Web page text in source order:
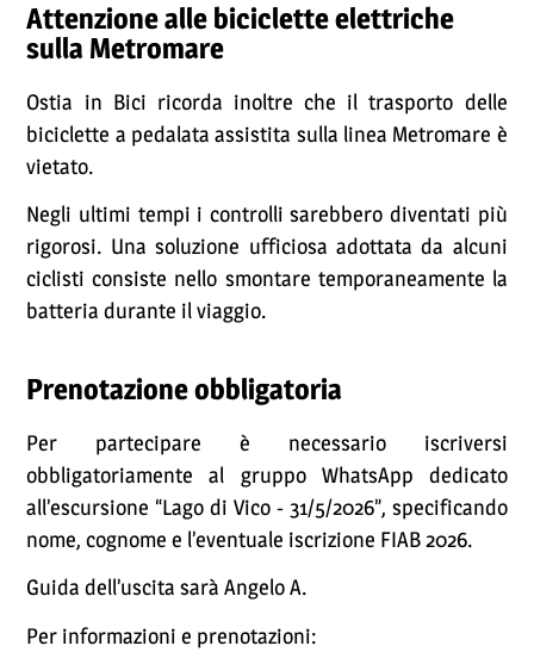
Attenzione alle biciclette elettriche
sulla Metromare
Ostia in Bici ricorda inoltre che il trasporto delle
biciclette a pedalata assistita sulla linea Metromare è
vietato.
Negli ultimi tempi i controlli sarebbero diventati più
rigorosi. Una soluzione ufficiosa adottata da alcuni
ciclisti consiste nello smontare temporaneamente la
batteria durante il viaggio.
Prenotazione obbligatoria
Per partecipare è necessario iscriversi
obbligatoriamente al gruppo WhatsApp dedicato
all’escursione “Lago di Vico - 31/5/2026”, specificando
nome, cognome e l’eventuale iscrizione FIAB 2026.
Guida dell’uscita sarà Angelo A.
Per informazioni e prenotazioni: